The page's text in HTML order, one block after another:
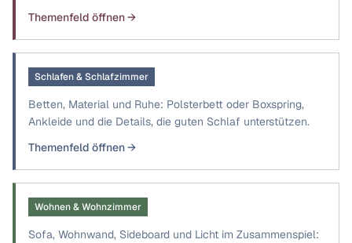
Themenfeld öffnen →
Schlafen & Schlafzimmer
Betten, Material und Ruhe: Polsterbett oder Boxspring,
Ankleide und die Details, die guten Schlaf unterstützen.
Themenfeld öffnen →
Wohnen & Wohnzimmer
Sofa, Wohnwand, Sideboard und Licht im Zusammenspiel: